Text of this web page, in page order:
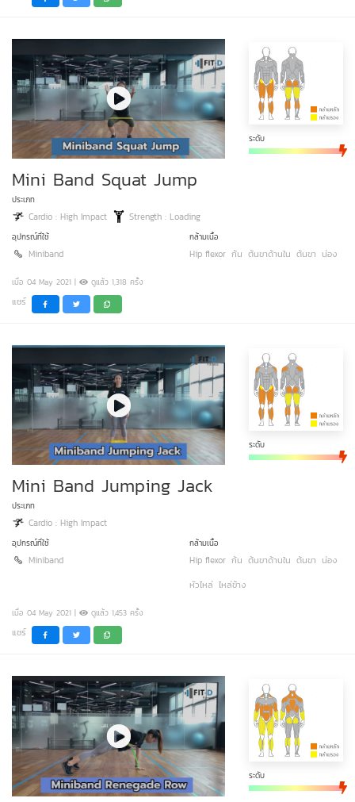
ระดับ
Mini Band Squat Jump
ประเภท
Cardio : High Impact Strength : Loading
อุปกรณ์ที่ใช้
Miniband
กล้ามเนื้อ
Hip flexor ก้น ต้นขาด้านใน ต้นขา น่อง
เมื่อ 04 May 2021 | ดูแล้ว 1,318 ครั้ง
แชร์
ระดับ
Mini Band Jumping Jack
ประเภท
Cardio : High Impact
อุปกรณ์ที่ใช้
Miniband
กล้ามเนื้อ
Hip flexor ก้น ต้นขาด้านใน ต้นขา น่อง
หัวไหล่ ไหล่ข้าง
เมื่อ 04 May 2021 | ดูแล้ว 1,453 ครั้ง
แชร์
ระดับ